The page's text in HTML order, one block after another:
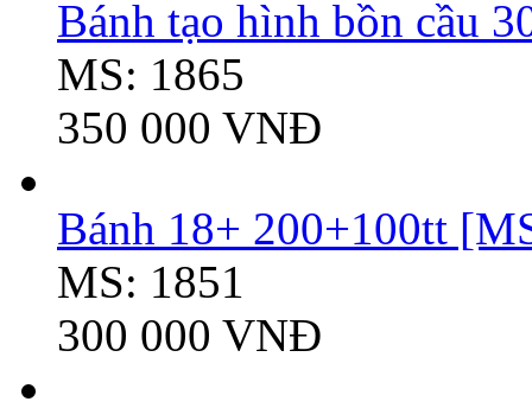
Bánh tạo hình bồn cầu
MS: 1865
350 000 VNĐ
Bánh 18+ 200+100tt
MS: 1851
300 000 VNĐ